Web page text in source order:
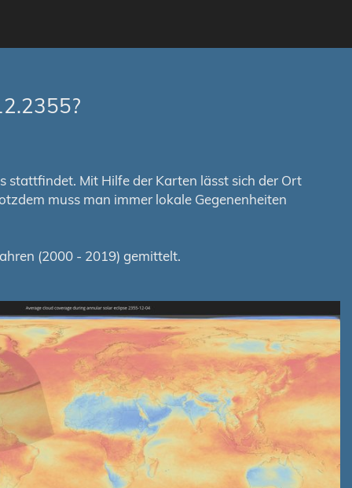
stattfindet. Mit Hilfe der Karten lässt sich der Ort
muss man immer lokale Gegenenheiten
(2000 - 2019) gemittelt.